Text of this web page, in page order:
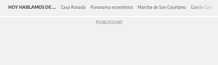
HOY HABLAMOS DE... Casa Rosada Panorama económico Marcha de San Cayetano García Cuerva